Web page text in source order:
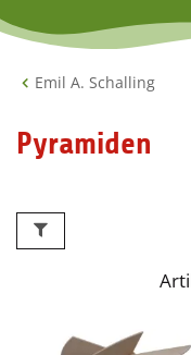
Emil A. Schalling
Pyramiden